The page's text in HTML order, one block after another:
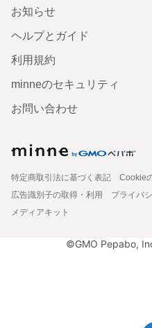
お知らせ
ヘルプとガイド
利用規約
minneのセキュリティ
お問い合わせ
特定商取引法に基づく表記
Cookie
広告識別子の取得・利用
プライバ
メディアキット
©GMO Pepabo,